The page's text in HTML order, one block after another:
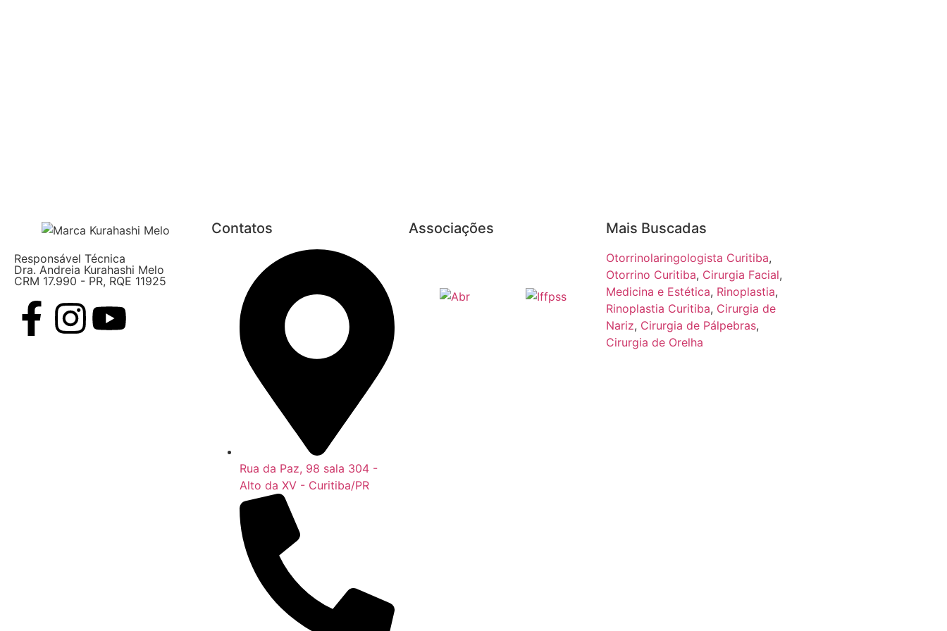
Responsável Técnica
Dra. Andreia Kurahashi Melo
CRM 17.990 - PR, RQE 11925
Contatos
Rua da Paz, 98 sala 304 -
Alto da XV - Curitiba/PR
Associações Mais Buscadas
Otorrinolaringologista Curitiba,
Otorrino Curitiba, Cirurgia Facial,
Medicina e Estética, Rinoplastia,
Rinoplastia Curitiba, Cirurgia de
Nariz, Cirurgia de Pálpebras,
Cirurgia de Orelha